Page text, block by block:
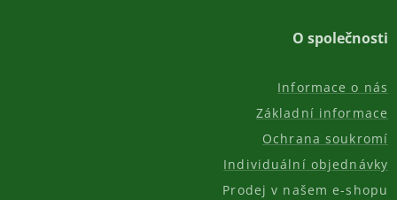
O společnosti
Informace o nás
Základní informace
Ochrana soukromí
Individuální objednávky
Prodej v našem e-shopu